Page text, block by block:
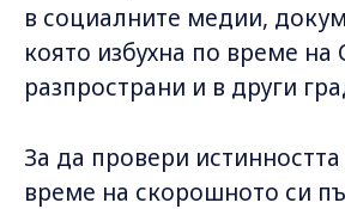
в социалните медии,
която избухна по време
разпространи и в други
За да провери
време на скорошното си